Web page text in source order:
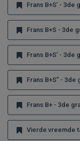
Frans B+S’ -
Frans B+S - 3de
Frans B+S’ - 3de
Frans B+S” -
Frans B+ - 3de
Vierde vreemde